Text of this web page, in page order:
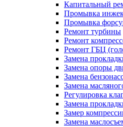
Капитальный
Промывка
Промывка
Ремонт турбины
Ремонт
Ремонт ГБЦ
Замена
Замена опоры
Замена
Замена
Регулировка
Замена
Замер
Замена